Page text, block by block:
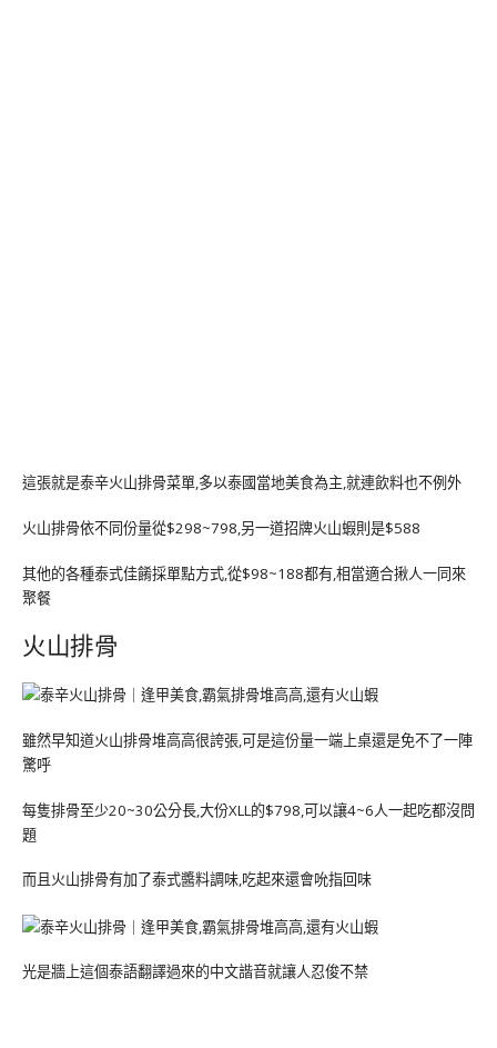
這張就是泰辛火山排骨菜單,多以泰國當地美食為主,就連飲料也不例外
火山排骨依不同份量從$298~798,另一道招牌火山蝦則是$588
其他的各種泰式佳餚採單點方式,從$98~188都有,相當適合揪人一同來
聚餐
火山排骨
雖然早知道火山排骨堆高高很誇張,可是這份量一端上桌還是免不了一陣
驚呼
每隻排骨至少20~30公分長,大份XLL的$798,可以讓4~6人一起吃都沒問
題
而且火山排骨有加了泰式醬料調味,吃起來還會吮指回味
光是牆上這個泰語翻譯過來的中文諧音就讓人忍俊不禁